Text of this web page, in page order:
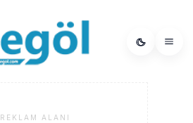
REKLAM ALANI